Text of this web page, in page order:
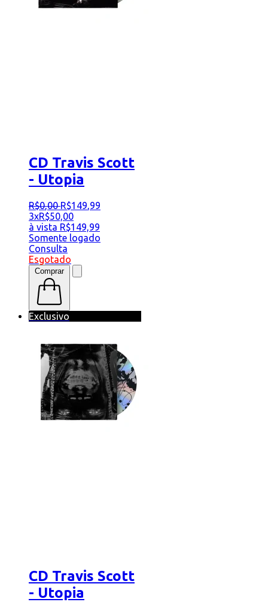
CD Travis Scott
- Utopia
R$0,00 R$149,99
3xR$50,00
à vista R$149,99
Somente logado
Consulta
Esgotado
Comprar
CD Travis Scott
- Utopia